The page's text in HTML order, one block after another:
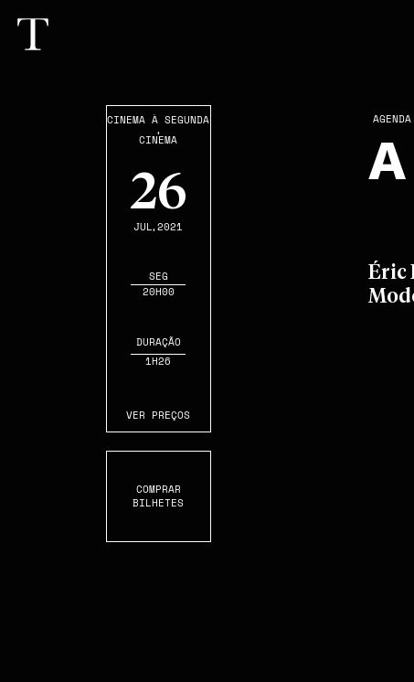
CINEMA À SEGUNDA
,
CINEMA
26
JUL,2021
SEG
20H00
DURAÇÃO
1H26
VER PREÇOS
COMPRAR
BILHETES
AGENDA
Éric